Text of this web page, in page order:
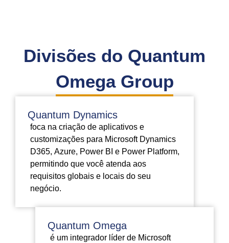
Divisões do Quantum
Omega Group
Quantum Dynamics
foca na criação de aplicativos e
customizações para Microsoft Dynamics
D365, Azure, Power BI e Power Platform,
permitindo que você atenda aos
requisitos globais e locais do seu
negócio.
Quantum Omega
é um integrador líder de Microsoft